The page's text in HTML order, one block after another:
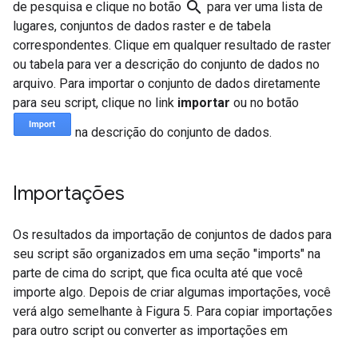
de pesquisa e clique no botão search para ver uma lista de
lugares, conjuntos de dados raster e de tabela
correspondentes. Clique em qualquer resultado de raster
ou tabela para ver a descrição do conjunto de dados no
arquivo. Para importar o conjunto de dados diretamente
para seu script, clique no link importar ou no botão
na descrição do conjunto de dados.
Importações
Os resultados da importação de conjuntos de dados para
seu script são organizados em uma seção "imports" na
parte de cima do script, que fica oculta até que você
importe algo. Depois de criar algumas importações, você
verá algo semelhante à Figura 5. Para copiar importações
para outro script ou converter as importações em